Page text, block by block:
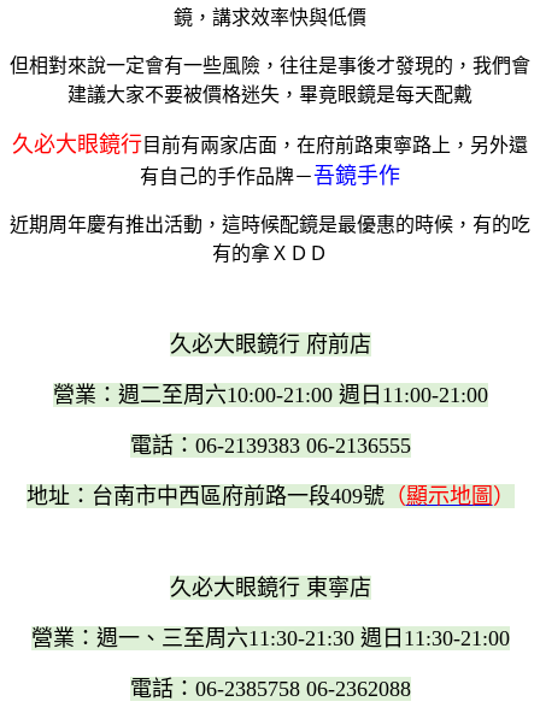
鏡，講求效率快與低價
但相對來說一定會有一些風險，往往是事後才發現的，我們會
建議大家不要被價格迷失，畢竟眼鏡是每天配戴
久必大眼鏡行目前有兩家店面，在府前路東寧路上，另外還
有自己的手作品牌－吾鏡手作
近期周年慶有推出活動，這時候配鏡是最優惠的時候，有的吃
有的拿ＸＤＤ
久必大眼鏡行 府前店
營業：週二至周六10:00-21:00 週日11:00-21:00
電話：06-2139383 06-2136555
地址：台南市中西區府前路一段409號（顯示地圖 ）
久必大眼鏡行 東寧店
營業：週一、三至周六11:30-21:30 週日11:30-21:00
電話：06-2385758 06-2362088